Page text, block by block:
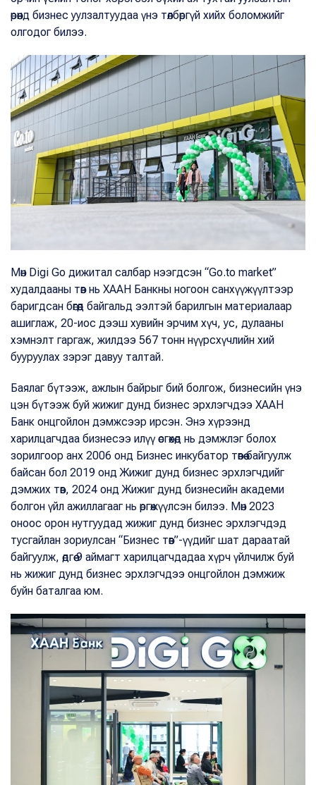
өрөөнд бизнес уулзалтуудаа үнэ төлбөргүй хийх боломжийг
олгодог билээ.
Мөн Digi Go дижитал салбар нээгдсэн “Go.to market”
худалдааны төв нь ХААН Банкны ногоон санхүүжүүлтээр
баригдсан бөгөөд байгальд ээлтэй барилгын материалаар
ашиглаж, 20-иос дээш хувийн эрчим хүч, ус, дулааны
хэмнэлт гаргаж, жилдээ 567 тонн нүүрсхүчлийн хий
бууруулах зэрэг давуу талтай.
Баялаг бүтээж, ажлын байрыг бий болгож, бизнесийн үнэ
цэн бүтээж буй жижиг дунд бизнес эрхлэгчдээ ХААН
Банк онцгойлон дэмжсээр ирсэн. Энэ хүрээнд
харилцагчдаа бизнесээ илүү өсгөхөд нь дэмжлэг болох
зорилгоор анх 2006 онд Бизнес инкубатор төвөө байгуулж
байсан бол 2019 онд Жижиг дунд бизнес эрхлэгчдийг
дэмжих төв, 2024 онд Жижиг дунд бизнесийн академи
болгон үйл ажиллагааг нь өргөжүүлсэн билээ. Мөн 2023
оноос орон нутгуудад жижиг дунд бизнес эрхлэгчдэд
тусгайлан зориулсан “Бизнес төв”-үүдийг шат дараатай
байгуулж, өдгөө 9 аймагт харилцагчдадаа хүрч үйлчилж буй
нь жижиг дунд бизнес эрхлэгчдээ онцгойлон дэмжиж
буйн баталгаа юм.